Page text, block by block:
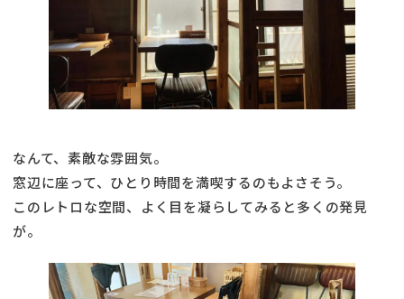
なんて、素敵な雰囲気。
窓辺に座って、ひとり時間を満喫するのもよさそう。
このレトロな空間、よく目を凝らしてみると多くの発見
が。